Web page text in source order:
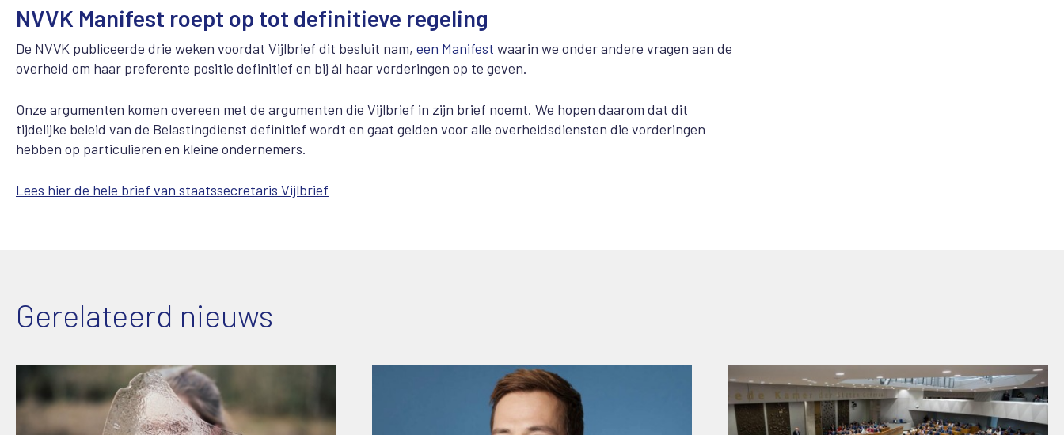
NVVK Manifest roept op tot definitieve regeling
De NVVK publiceerde drie weken voordat Vijlbrief dit besluit nam, een Manifest waarin we onder andere vragen aan de
overheid om haar preferente positie definitief en bij ál haar vorderingen op te geven.
Onze argumenten komen overeen met de argumenten die Vijlbrief in zijn brief noemt. We hopen daarom dat dit
tijdelijke beleid van de Belastingdienst definitief wordt en gaat gelden voor alle overheidsdiensten die vorderingen
hebben op particulieren en kleine ondernemers.
Lees hier de hele brief van staatssecretaris Vijlbrief
Gerelateerd nieuws